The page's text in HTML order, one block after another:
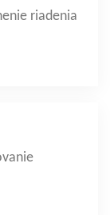
riadenia